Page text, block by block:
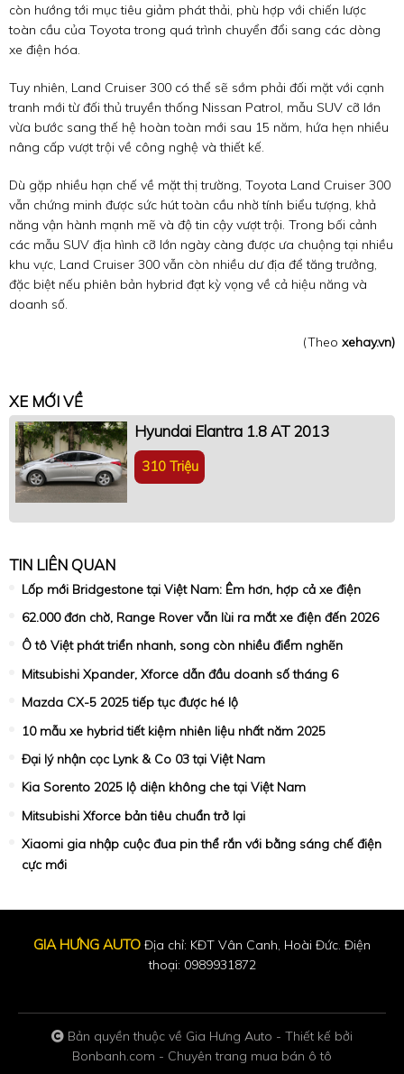
còn hướng tới mục tiêu giảm phát thải, phù hợp với chiến lược
toàn cầu của Toyota trong quá trình chuyển đổi sang các dòng
xe điện hóa.
Tuy nhiên, Land Cruiser 300 có thể sẽ sớm phải đối mặt với cạnh
tranh mới từ đối thủ truyền thống Nissan Patrol, mẫu SUV cỡ lớn
vừa bước sang thế hệ hoàn toàn mới sau 15 năm, hứa hẹn nhiều
nâng cấp vượt trội về công nghệ và thiết kế.
Dù gặp nhiều hạn chế về mặt thị trường, Toyota Land Cruiser 300
vẫn chứng minh được sức hút toàn cầu nhờ tính biểu tượng, khả
năng vận hành mạnh mẽ và độ tin cậy vượt trội. Trong bối cảnh
các mẫu SUV địa hình cỡ lớn ngày càng được ưa chuộng tại nhiều
khu vực, Land Cruiser 300 vẫn còn nhiều dư địa để tăng trưởng,
đặc biệt nếu phiên bản hybrid đạt kỳ vọng về cả hiệu năng và
doanh số.
(Theo xehay.vn)
XE MỚI VỀ
Hyundai Elantra 1.8 AT 2013
310 Triệu
TIN LIÊN QUAN
Lốp mới Bridgestone tại Việt Nam: Êm hơn, hợp cả xe điện
62.000 đơn chờ, Range Rover vẫn lùi ra mắt xe điện đến 2026
Ô tô Việt phát triển nhanh, song còn nhiều điểm nghẽn
Mitsubishi Xpander, Xforce dẫn đầu doanh số tháng 6
Mazda CX-5 2025 tiếp tục được hé lộ
10 mẫu xe hybrid tiết kiệm nhiên liệu nhất năm 2025
Đại lý nhận cọc Lynk & Co 03 tại Việt Nam
Kia Sorento 2025 lộ diện không che tại Việt Nam
Mitsubishi Xforce bản tiêu chuẩn trở lại
Xiaomi gia nhập cuộc đua pin thể rắn với bằng sáng chế điện
cực mới
GIA HƯNG AUTO Địa chỉ: KĐT Vân Canh, Hoài Đức. Điện
thoại: 0989931872
Bản quyền thuộc về Gia Hưng Auto - Thiết kế bởi
Bonbanh.com - Chuyên trang mua bán ô tô